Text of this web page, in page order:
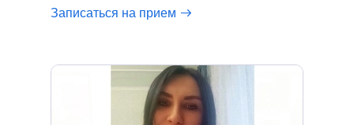
Записаться на прием